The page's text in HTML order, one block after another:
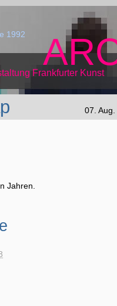
1992
Frankfurter Kunst
07.
Jahren.